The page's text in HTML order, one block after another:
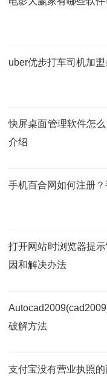
uber优步打车司机加
快屏桌面管理软件怎
介绍
手机百合网如何注册
打开网站时浏览器提
因和解决办法
破解方法
支付宝没有营业执照